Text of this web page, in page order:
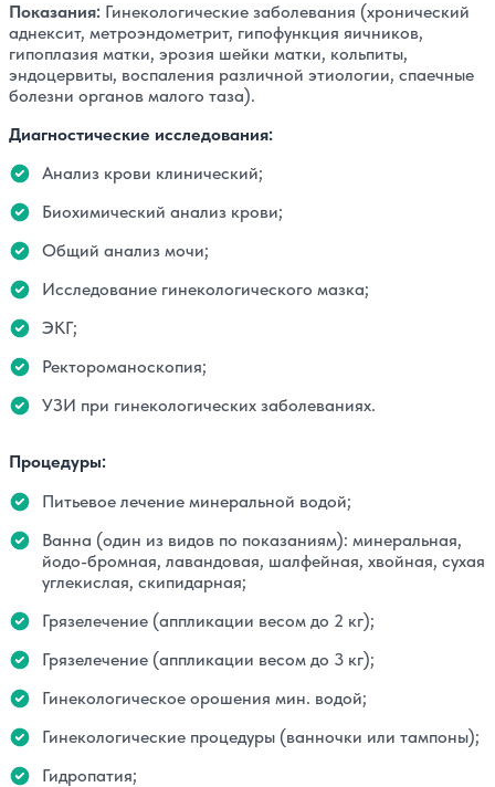
Показания: Гинекологические заболевания (хронический
аднексит, метроэндометрит, гипофункция яичников,
гипоплазия матки, эрозия шейки матки, кольпиты,
эндоцервиты, воспаления различной этиологии, спаечные
болезни органов малого таза).
Диагностические исследования:
Анализ крови клинический;
Биохимический анализ крови;
Общий анализ мочи;
Исследование гинекологического мазка;
ЭКГ;
Ректороманоскопия;
УЗИ при гинекологических заболеваниях.
Процедуры:
Питьевое лечение минеральной водой;
Ванна (один из видов по показаниям): минеральная,
йодо-бромная, лавандовая, шалфейная, хвойная, сухая
углекислая, скипидарная;
Грязелечение (аппликации весом до 2 кг);
Грязелечение (аппликации весом до 3 кг);
Гинекологическое орошения мин. водой;
Гинекологические процедуры (ванночки или тампоны);
Гидропатия;